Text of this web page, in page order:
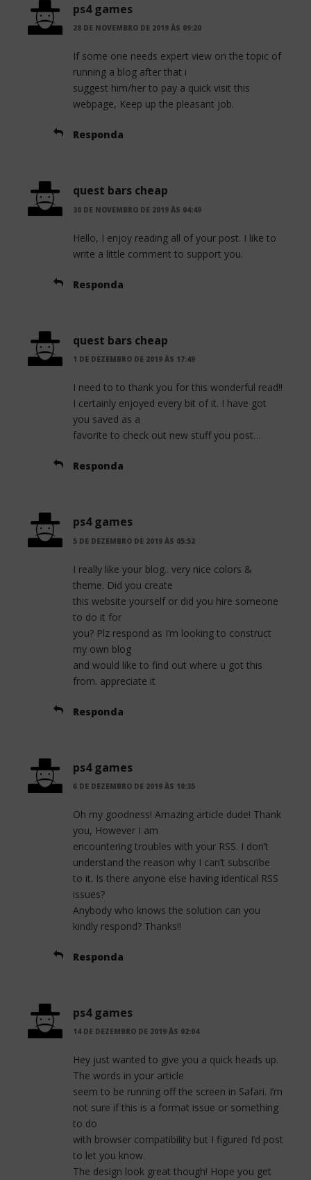
ps4 games
28 DE NOVEMBRO DE 2019 ÀS 09:20
If some one needs expert view on the topic of
running a blog after that i
suggest him/her to pay a quick visit this
webpage, Keep up the pleasant job.
Responda
quest bars cheap
30 DE NOVEMBRO DE 2019 ÀS 04:49
Hello, I enjoy reading all of your post. I like to
write a little comment to support you.
Responda
quest bars cheap
1 DE DEZEMBRO DE 2019 ÀS 17:49
I need to to thank you for this wonderful read!!
I certainly enjoyed every bit of it. I have got
you saved as a
favorite to check out new stuff you post…
Responda
ps4 games
5 DE DEZEMBRO DE 2019 ÀS 05:52
I really like your blog.. very nice colors &
theme. Did you create
this website yourself or did you hire someone
to do it for
you? Plz respond as I’m looking to construct
my own blog
and would like to find out where u got this
from. appreciate it
Responda
ps4 games
6 DE DEZEMBRO DE 2019 ÀS 10:35
Oh my goodness! Amazing article dude! Thank
you, However I am
encountering troubles with your RSS. I don’t
understand the reason why I can’t subscribe
to it. Is there anyone else having identical RSS
issues?
Anybody who knows the solution can you
kindly respond? Thanks!!
Responda
ps4 games
14 DE DEZEMBRO DE 2019 ÀS 02:04
Hey just wanted to give you a quick heads up.
The words in your article
seem to be running off the screen in Safari. I’m
not sure if this is a format issue or something
to do
with browser compatibility but I figured I’d post
to let you know.
The design look great though! Hope you get